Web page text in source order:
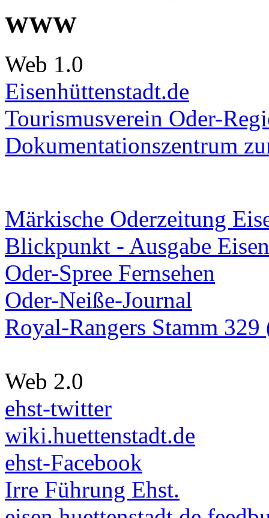
WWW
Web 1.0
Eisenhüttenstadt.de
Tourismusverein Oder-
Dokumentationszentrum
Märkische Oderzeitung
Blickpunkt - Ausgabe
Oder-Spree Fernsehen
Oder-Neiße-Journal
Royal-Rangers Stamm
Web 2.0
ehst-twitter
wiki.huettenstadt.de
ehst-Facebook
Irre Führung Ehst.